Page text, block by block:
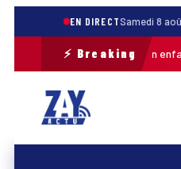
EN DIRECTSamedi 8
⚡ Breaking
Pas-de-Calais : un enfant